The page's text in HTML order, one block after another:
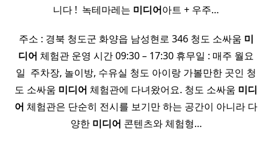
니다 ! ​ 녹테마레는 미디어아트 + 우주…
주소 : 경북 청도군 화양읍 남성현로 346 청도 소싸움 미
디어 체험관 운영 시간 09:30 – 17:30 휴무일 : 매주 월요
일 ​ 주차장, 놀이방, 수유실 청도 아이랑 가볼만한 곳인 청
도 소싸움 미디어 체험관에 다녀왔어요. 청도 소싸움 미디
어 체험관은 단순히 전시를 보기만 하는 공간이 아니라 다
양한 미디어 콘텐츠와 체험형…